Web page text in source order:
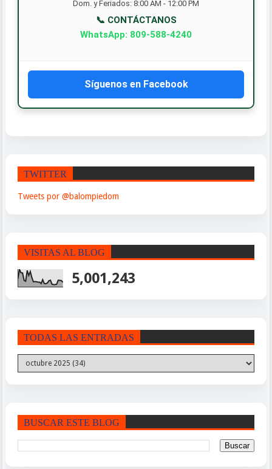
Dom. y Feriados: 8:00 AM - 12:00 PM
📞 CONTÁCTANOS
WhatsApp: 809-588-4240
Síguenos en Facebook
TWITTER
Tweets por @balompiedom
VISITAS AL BLOG
5,001,243
TODAS LAS ENTRADAS
BUSCAR ESTE BLOG